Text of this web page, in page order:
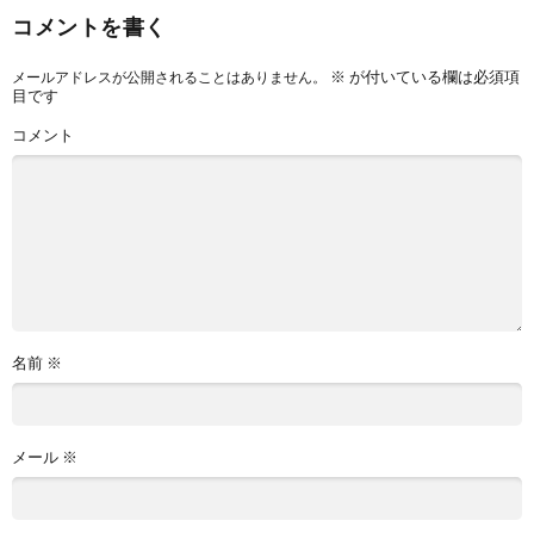
コメントを書く
メールアドレスが公開されることはありません。 ※ が付いている欄は必須項
目です
コメント
名前 ※
メール ※